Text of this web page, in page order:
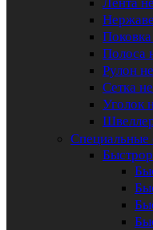
Полоса
Рулон
Сетка
Уголок
Специальные